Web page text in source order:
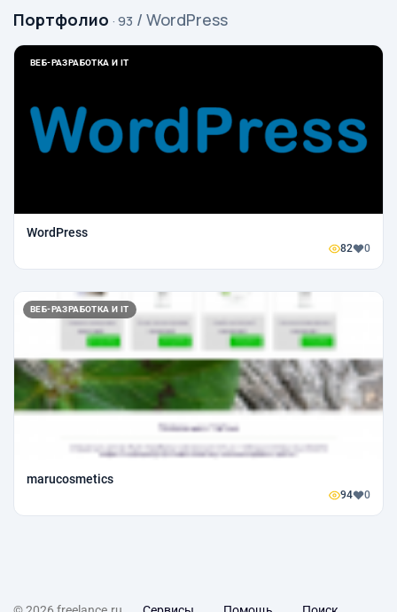
Портфолио · 93 / WordPress
ВЕБ-РАЗРАБОТКА И IT
WordPress
82 0
ВЕБ-РАЗРАБОТКА И IT
marucosmetics
94 0